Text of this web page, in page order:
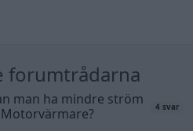
forumtrådarna
man ha mindre ström
4 svar